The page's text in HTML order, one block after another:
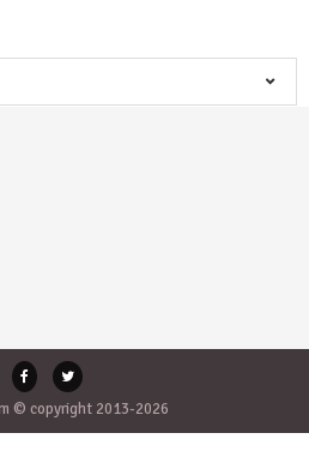
© copyright 2013-2026